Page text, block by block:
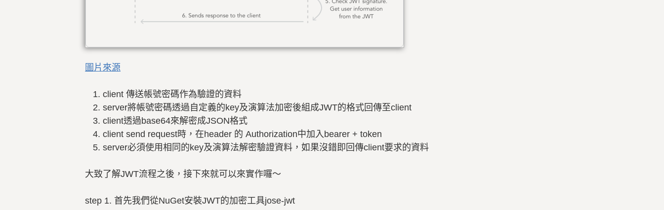
圖片來源
client 傳送帳號密碼作為驗證的資料
server將帳號密碼透過自定義的key及演算法加密後組成JWT的格式回傳至client
client透過base64來解密成JSON格式
client send request時，在header 的 Authorization中加入bearer + token
server必須使用相同的key及演算法解密驗證資料，如果沒錯即回傳client要求的資料
大致了解JWT流程之後，接下來就可以來實作囉～
step 1. 首先我們從NuGet安裝JWT的加密工具jose-jwt